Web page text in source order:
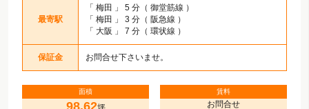
最寄駅
「 梅田
」 5 分（ 御堂筋線 ）
「 梅田
」 3 分（ 阪急線 ）
「 大阪 」 7 分（ 環状線 ）
保証金 お問合せ下さいませ。
面積
98.62
賃料
お問合せ